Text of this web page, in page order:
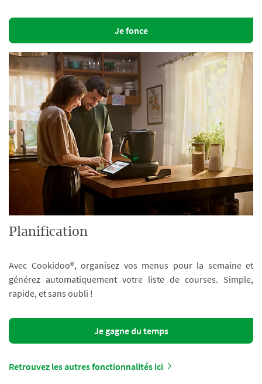
Je fonce
Planification
Avec Cookidoo®, organisez vos menus pour la semaine et
générez automatiquement votre liste de courses. Simple,
rapide, et sans oubli !
Je gagne du temps
Retrouvez les autres fonctionnalités ici